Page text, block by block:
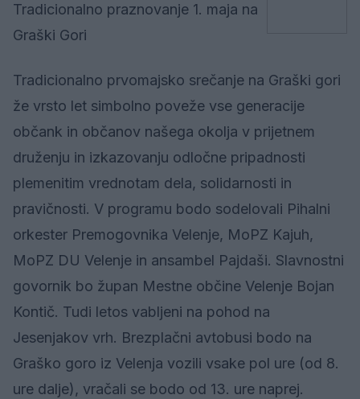
Tradicionalno praznovanje 1. maja na
Graški Gori
Tradicionalno prvomajsko srečanje na Graški gori
že vrsto let simbolno poveže vse generacije
občank in občanov našega okolja v prijetnem
druženju in izkazovanju odločne pripadnosti
plemenitim vrednotam dela, solidarnosti in
pravičnosti. V programu bodo sodelovali Pihalni
orkester Premogovnika Velenje, MoPZ Kajuh,
MoPZ DU Velenje in ansambel Pajdaši. Slavnostni
govornik bo župan Mestne občine Velenje Bojan
Kontič. Tudi letos vabljeni na pohod na
Jesenjakov vrh. Brezplačni avtobusi bodo na
Graško goro iz Velenja vozili vsake pol ure (od 8.
ure dalje), vračali se bodo od 13. ure naprej.